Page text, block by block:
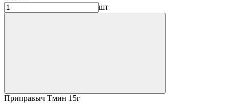
шт
Приправыч Тмин 15г